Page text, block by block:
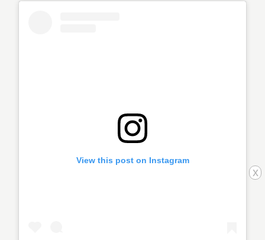
x
View this post on Instagram